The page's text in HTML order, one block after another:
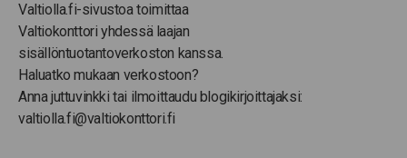
Valtiolla.fi-sivustoa toimittaa
Valtiokonttori yhdessä laajan
sisällöntuotantoverkoston kanssa.
Haluatko mukaan verkostoon?
Anna juttuvinkki tai ilmoittaudu blogikirjoittajaksi:
valtiolla.fi@valtiokonttori.fi